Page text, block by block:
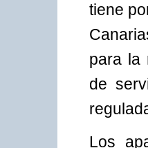
tiene
para la
de
Los